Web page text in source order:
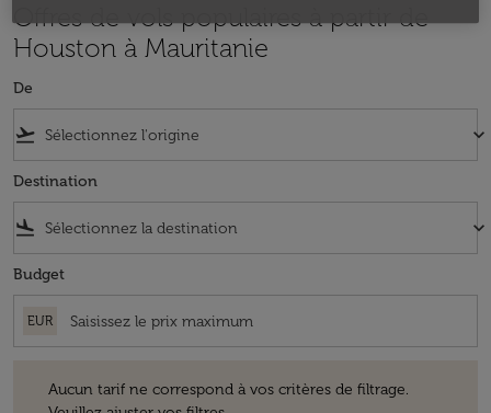
Offres de vols populaires à partir de
Houston à Mauritanie
De
flight_takeoff keyboard_arrow_down
Destination
flight_land keyboard_arrow_down
Budget
EUR
Aucun tarif ne correspond à vos critères de filtrage.